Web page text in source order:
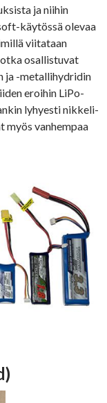
ja niihin
käytössä olevaa
viitataan
osallistuvat
ja -metallihydridin
eroihin LiPo-
lyhyesti nikkeli-
myös vanhempaa